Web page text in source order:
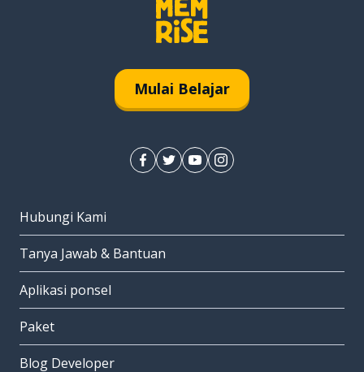
Mulai Belajar
Hubungi Kami
Tanya Jawab & Bantuan
Aplikasi ponsel
Paket
Blog Developer